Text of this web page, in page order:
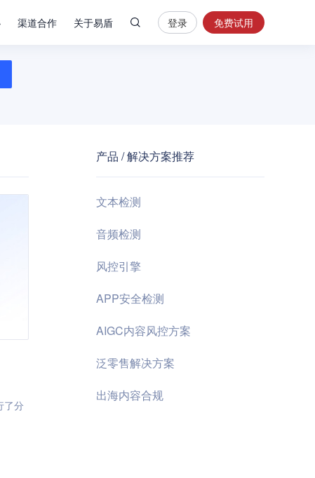
渠道合作 关于易盾
安
全
控
登录 免费试用
了分
产品 / 解决方案推荐
文本检测
音频检测
风控引擎
APP安全检测
AIGC内容风控方案
泛零售解决方案
出海内容合规